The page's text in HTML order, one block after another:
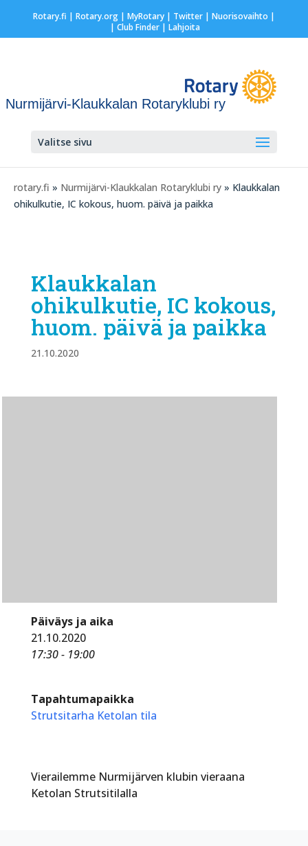
Rotary.fi | Rotary.org| MyRotary| Twitter| Nuorisovaihto |
| Club Finder| Lahjoita
Nurmijärvi-Klaukkalan Rotaryklubi ry
Valitse sivu
rotary.fi » Nurmijärvi-Klaukkalan Rotaryklubi ry » Klaukkalan
ohikulkutie, IC kokous, huom. päivä ja paikka
Klaukkalan
ohikulkutie, IC kokous,
huom. päivä ja paikka
21.10.2020
Päiväys ja aika
21.10.2020
17:30 - 19:00
Tapahtumapaikka
Strutsitarha Ketolan tila
Vierailemme Nurmijärven klubin vieraana
Ketolan Strutsitilalla